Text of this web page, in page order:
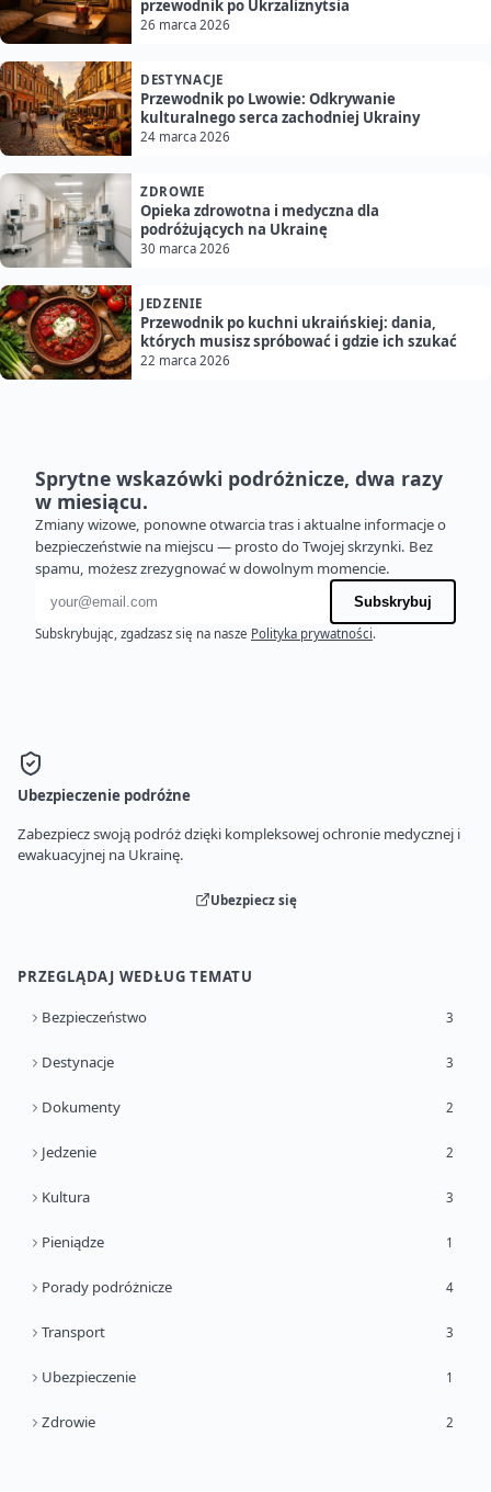
przewodnik po Ukrzaliznytsia
26 marca 2026
DESTYNACJE
Przewodnik po Lwowie: Odkrywanie
kulturalnego serca zachodniej Ukrainy
24 marca 2026
ZDROWIE
Opieka zdrowotna i medyczna dla
podróżujących na Ukrainę
30 marca 2026
JEDZENIE
Przewodnik po kuchni ukraińskiej: dania,
których musisz spróbować i gdzie ich szukać
22 marca 2026
Sprytne wskazówki podróżnicze, dwa razy
w miesiącu.
Zmiany wizowe, ponowne otwarcia tras i aktualne informacje o
bezpieczeństwie na miejscu — prosto do Twojej skrzynki. Bez
spamu, możesz zrezygnować w dowolnym momencie.
Adres e-mail
Subskrybuj
Subskrybując, zgadzasz się na nasze Polityka prywatności.
Ubezpieczenie podróżne
Zabezpiecz swoją podróż dzięki kompleksowej ochronie medycznej i
ewakuacyjnej na Ukrainę.
Ubezpiecz się
PRZEGLĄDAJ WEDŁUG TEMATU
Bezpieczeństwo 3
Destynacje 3
Dokumenty 2
Jedzenie 2
Kultura 3
Pieniądze 1
Porady podróżnicze 4
Transport 3
Ubezpieczenie 1
Zdrowie 2